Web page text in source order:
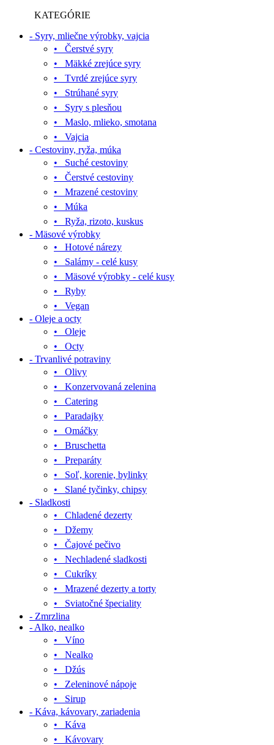
KATEGÓRIE
- Syry, mliečne výrobky, vajcia
• Čerstvé syry
• Mäkké zrejúce syry
• Tvrdé zrejúce syry
• Strúhané syry
• Syry s plesňou
• Maslo, mlieko, smotana
• Vajcia
- Cestoviny, ryža, múka
• Suché cestoviny
• Čerstvé cestoviny
• Mrazené cestoviny
• Múka
• Ryža, rizoto, kuskus
- Mäsové výrobky
• Hotové nárezy
• Salámy - celé kusy
• Mäsové výrobky - celé kusy
• Ryby
• Vegan
- Oleje a octy
• Oleje
• Octy
- Trvanlivé potraviny
• Olivy
• Konzervovaná zelenina
• Catering
• Paradajky
• Omáčky
• Bruschetta
• Preparáty
• Soľ, korenie, bylinky
• Slané tyčinky, chipsy
- Sladkosti
• Chladené dezerty
• Džemy
• Čajové pečivo
• Nechladené sladkosti
• Cukríky
• Mrazené dezerty a torty
• Sviatočné špeciality
- Zmrzlina
- Alko, nealko
• Víno
• Nealko
• Džús
• Zeleninové nápoje
• Sirup
- Káva, kávovary, zariadenia
• Káva
• Kávovary